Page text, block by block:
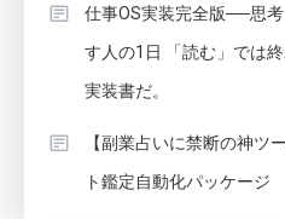
仕事OS実装完全版──思
す人の1日 「読む」では
実装書だ。
【副業占いに禁断の神ツ
ト鑑定自動化パッケージ